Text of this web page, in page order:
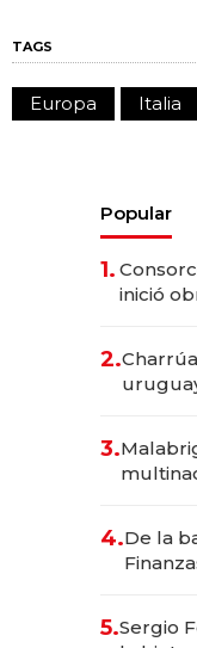
TAGS
Europa Italia
Popular
1.
inició
2.
3.
4.De la
5.Sergio